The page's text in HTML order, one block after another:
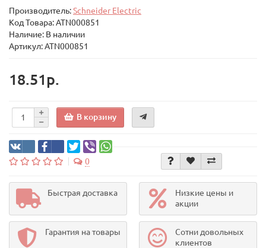
Производитель:Schneider Electric
Код Товара:ATN000851
Наличие: В наличии
Артикул: ATN000851
18.51р.
В корзину
0
Быстрая доставка
Низкие цены и
акции
Гарантия на товары
Сотни довольных
клиентов